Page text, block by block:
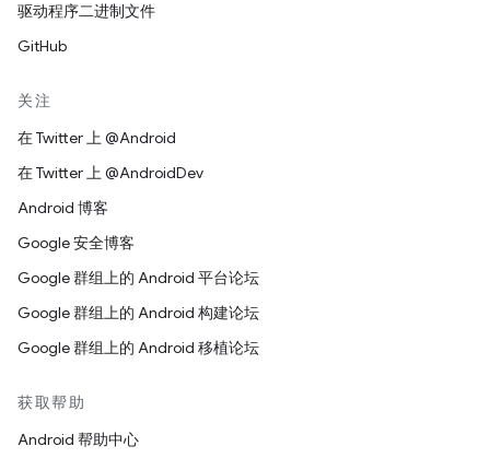
驱动程序二进制文件
GitHub
关注
在 Twitter 上 @Android
在 Twitter 上 @AndroidDev
Android 博客
Google 安全博客
Google 群组上的 Android 平台论坛
Google 群组上的 Android 构建论坛
Google 群组上的 Android 移植论坛
获取帮助
Android 帮助中心